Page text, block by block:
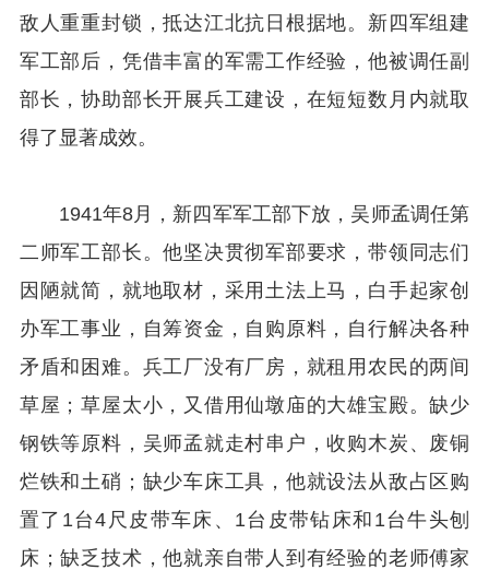
敌人重重封锁，抵达江北抗日根据地。新四军组建
军工部后，凭借丰富的军需工作经验，他被调任副
部长，协助部长开展兵工建设，在短短数月内就取
得了显著成效。
1941年8月，新四军军工部下放，吴师孟调任第
二师军工部长。他坚决贯彻军部要求，带领同志们
因陋就简，就地取材，采用土法上马，白手起家创
办军工事业，自筹资金，自购原料，自行解决各种
矛盾和困难。兵工厂没有厂房，就租用农民的两间
草屋；草屋太小，又借用仙墩庙的大雄宝殿。缺少
钢铁等原料，吴师孟就走村串户，收购木炭、废铜
烂铁和土硝；缺少车床工具，他就设法从敌占区购
置了1台4尺皮带车床、1台皮带钻床和1台牛头刨
床；缺乏技术，他就亲自带人到有经验的老师傅家